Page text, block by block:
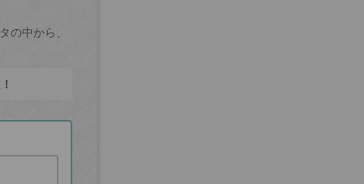
の中から、